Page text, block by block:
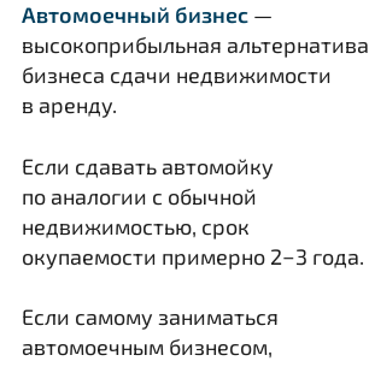
Автомоечный бизнес —
высокоприбыльная альтернатива
бизнеса сдачи недвижимости
в аренду.
Если сдавать автомойку
по аналогии с обычной
недвижимостью, срок
окупаемости примерно 2−3 года.
Если самому заниматься
автомоечным бизнесом,